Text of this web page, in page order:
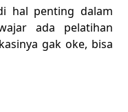
hal penting dalam
ada pelatihan
gak oke, bisa